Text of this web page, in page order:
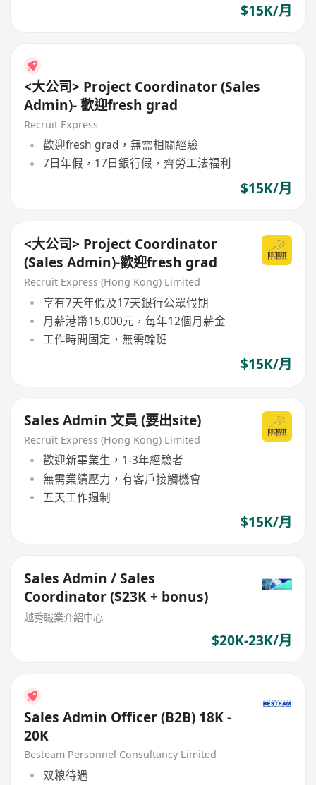
$15K/月
<大公司> Project Coordinator (Sales
Admin)- 歡迎fresh grad
Recruit Express
歡迎fresh grad，無需相關經驗
7日年假，17日銀行假，齊勞工法福利
$15K/月
<大公司> Project Coordinator
(Sales Admin)-歡迎fresh grad
Recruit Express (Hong Kong) Limited
享有7天年假及17天銀行公眾假期
月薪港幣15,000元，每年12個月薪金
工作時間固定，無需輪班
$15K/月
Sales Admin 文員 (要出site)
Recruit Express (Hong Kong) Limited
歡迎新畢業生，1-3年經驗者
無需業績壓力，有客戶接觸機會
五天工作週制
$15K/月
Sales Admin / Sales
Coordinator ($23K + bonus)
越秀職業介紹中心
$20K-23K/月
Sales Admin Officer (B2B) 18K -
20K
Besteam Personnel Consultancy Limited
双粮待遇